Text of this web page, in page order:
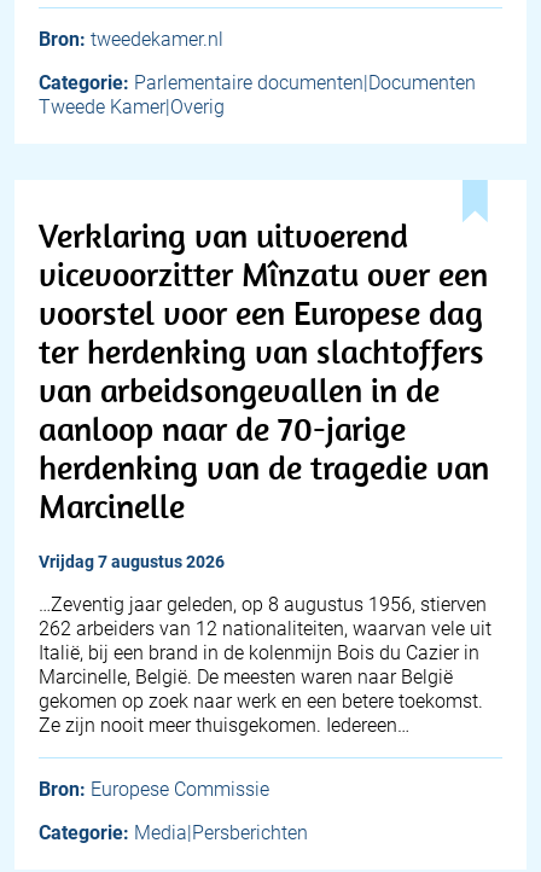
Bron: tweedekamer.nl
Categorie: Parlementaire documenten|Documenten
Tweede Kamer|Overig
Verklaring van uitvoerend
vicevoorzitter Mînzatu over een
voorstel voor een Europese dag
ter herdenking van slachtoffers
van arbeidsongevallen in de
aanloop naar de 70-jarige
herdenking van de tragedie van
Marcinelle
vrijdag 7 augustus 2026
…Zeventig jaar geleden, op 8 augustus 1956, stierven
262 arbeiders van 12 nationaliteiten, waarvan vele uit
Italië, bij een brand in de kolenmijn Bois du Cazier in
Marcinelle, België. De meesten waren naar België
gekomen op zoek naar werk en een betere toekomst.
Ze zijn nooit meer thuisgekomen. Iedereen…
Bron: Europese Commissie
Categorie: Media|Persberichten